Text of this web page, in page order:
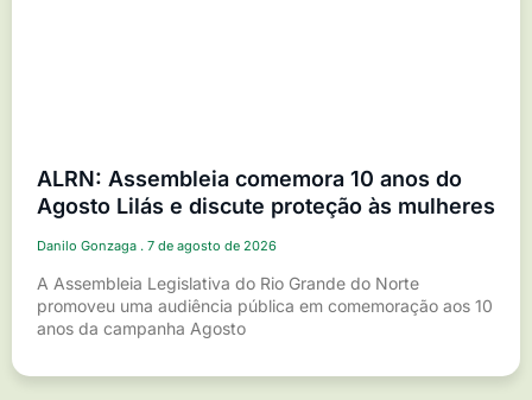
ALRN: Assembleia comemora 10 anos do
Agosto Lilás e discute proteção às mulheres
Danilo Gonzaga 7 de agosto de 2026
A Assembleia Legislativa do Rio Grande do Norte
promoveu uma audiência pública em comemoração aos 10
anos da campanha Agosto